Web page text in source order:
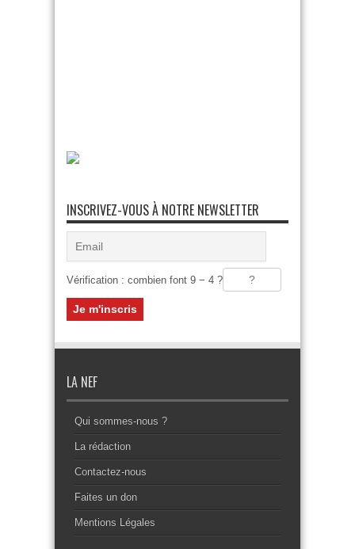
INSCRIVEZ-VOUS À NOTRE NEWSLETTER
Vérification : combien font 9 − 4 ?
LA NEF
Qui sommes-nous ?
La rédaction
Contactez-nous
Faites un don
Mentions Légales